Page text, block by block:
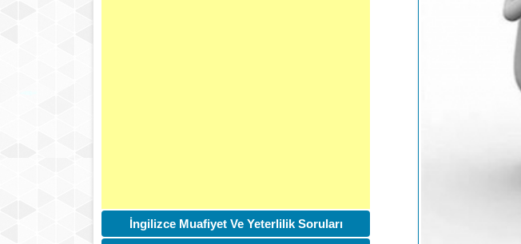
İngilizce Muafiyet Ve Yeterlilik Soruları